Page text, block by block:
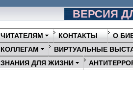
ВЕРСИЯ
ЧИТАТЕЛЯМ КОНТАКТЫ
О
КОЛЛЕГАМ
ВИРТУАЛЬНЫЕ
ЗНАНИЯ ДЛЯ ЖИЗНИ